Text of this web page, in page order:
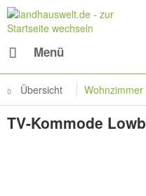
Menü
Übersicht Wohnzimmer
TV-Kommode